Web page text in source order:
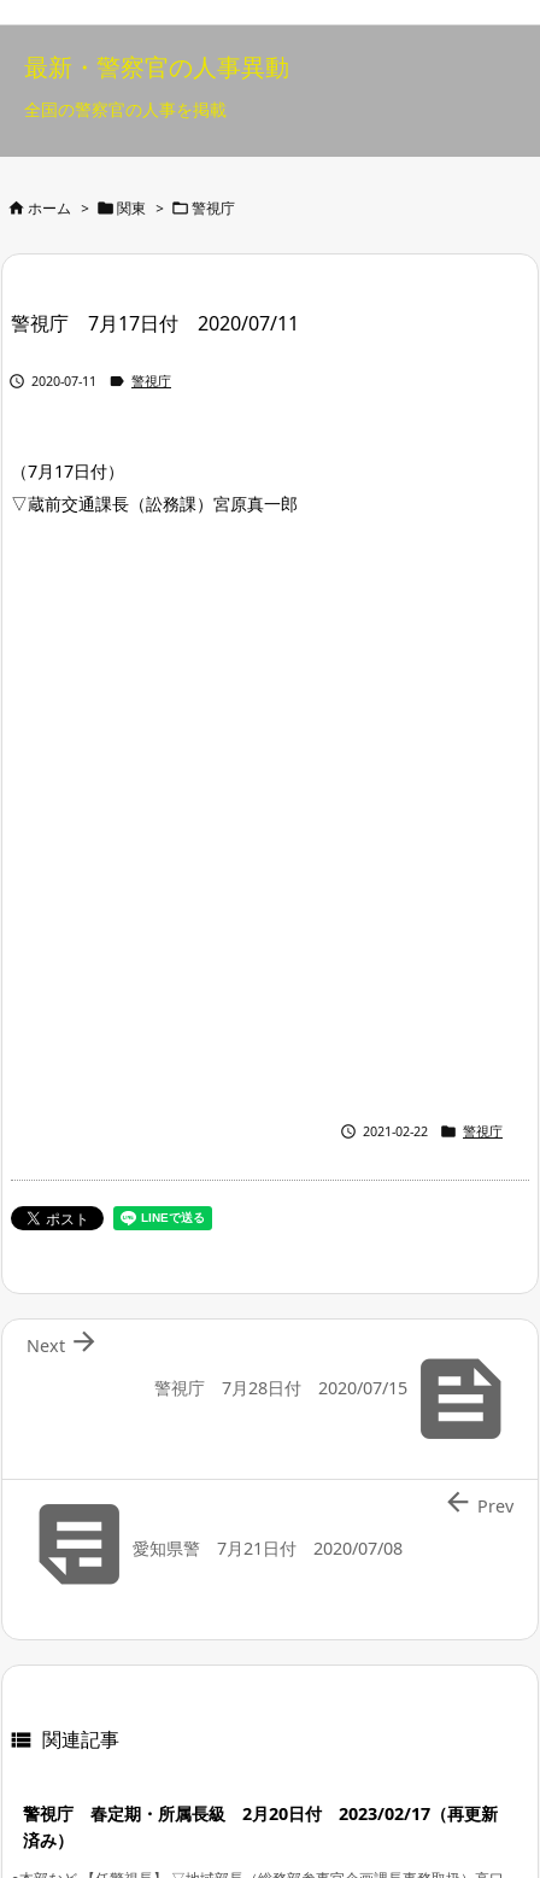
最新・警察官の人事異動
全国の警察官の人事を掲載
 ホーム >  関東 >  警視庁
警視庁 7月17日付 2020/07/11
 2020-07-11  警視庁
（7月17日付）
▽蔵前交通課長（訟務課）宮原真一郎
 2021-02-22  警視庁

警視庁 7月28日付 2020/07/15

Next
愛知県警 7月21日付 2020/07/08
 Prev
 関連記事
警視庁 春定期・所属長級 2月20日付 2023/02/17（再更新
済み）